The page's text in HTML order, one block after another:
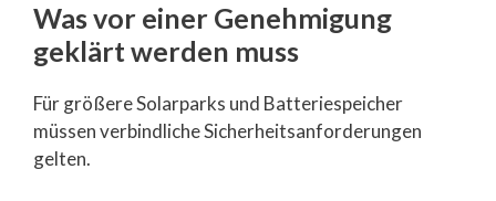
Was vor einer Genehmigung
geklärt werden muss
Für größere Solarparks und Batteriespeicher
müssen verbindliche Sicherheitsanforderungen
gelten.